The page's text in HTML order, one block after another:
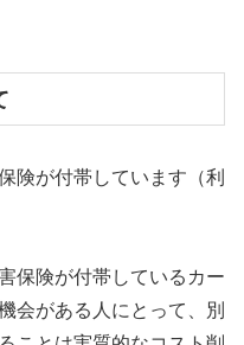
険が付帯しています（利
保険が付帯しているカー
会がある人にとって、別